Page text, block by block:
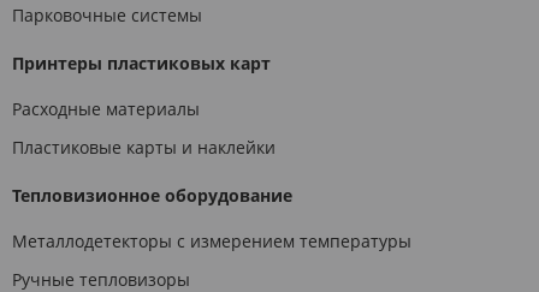
Парковочные системы
Принтеры пластиковых карт
Расходные материалы
Пластиковые карты и наклейки
Тепловизионное оборудование
Металлодетекторы с измерением температуры
Ручные тепловизоры